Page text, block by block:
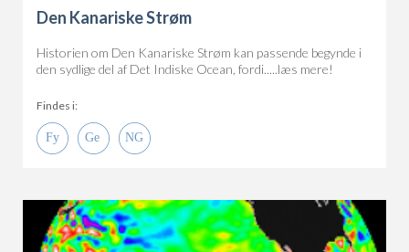
Den Kanariske Strøm
Historien om Den Kanariske Strøm kan passende begynde i
den sydlige del af Det Indiske Ocean, fordi.....læs mere!
Findes i: